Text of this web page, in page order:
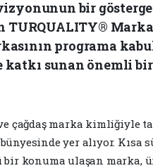
bir
TURQUALITY®
programa
sunan önemli bir
çağdaş marka kimliğiyle
yer alıyor. Kısa
bir konuma ulaşan